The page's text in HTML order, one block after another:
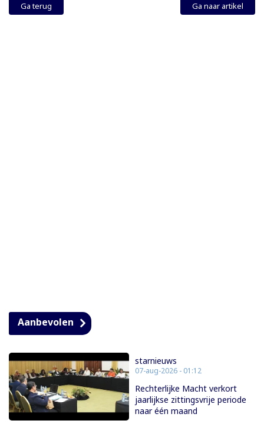
Ga terug Ga naar artikel
Aanbevolen
starnieuws
07-aug-2026 - 01:12
Rechterlijke Macht verkort
jaarlijkse zittingsvrije periode
naar één maand